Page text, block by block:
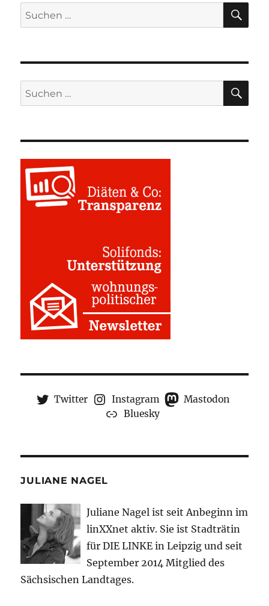
Suchen
nach:
Suchen
nach:
Twitter Instagram
Mastodon
Bluesky
JULIANE NAGEL
Juliane Nagel ist seit Anbeginn im
linXXnet aktiv. Sie ist Stadträtin
für DIE LINKE in Leipzig und seit
September 2014 Mitglied des
Sächsischen Landtages.